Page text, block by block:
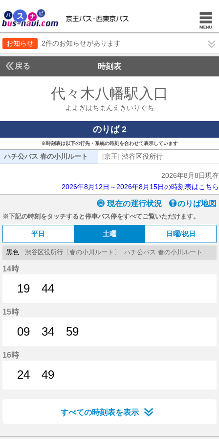
お知らせ 2件のお知らせがあります
戻る 時刻表
代々木八幡駅入口
よよぎはちまんえきいりぐち
のりば 2
※時刻表は以下の行先・系統の時刻を合わせて表示しています
ハチ公バス 春の小川ルート ハチ公バス 春の小川ルート
[京王] 渋谷区役所行
2026年8月8日現在
2026年8月12日～2026年8月15日の時刻表はこちら
現在の運行状況 のりば地図
※下記の時刻をタッチすると停車バス停をすべてご覧いただけます。
平日 土曜 日曜/祝日
黒色 : 渋谷区役所行〔春の小川ルート〕 ハチ公バス 春の小川ルート
14時
19
44
15時
09
34
59
16時
24
49
すべての時刻表を表示